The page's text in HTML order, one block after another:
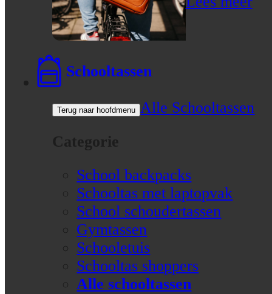
Schooltassen
Terug naar hoofdmenu Alle Schooltassen
Categorie
School backpacks
Schooltas met laptopvak
School schoudertassen
Gymtassen
Schooletuis
Schooltas shoppers
Alle schooltassen